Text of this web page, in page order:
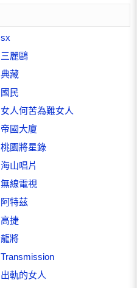
sx
三麗鷗
典藏
國民
女人何苦為難女人
帝國大廈
桃園將星錄
海山唱片
無線電視
阿特茲
高捷
龍將
Transmission
出軌的女人